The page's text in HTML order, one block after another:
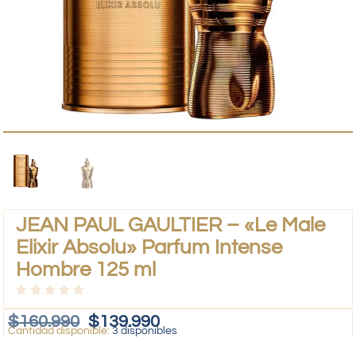
JEAN PAUL GAULTIER – «Le Male
Elixir Absolu» Parfum Intense
Hombre 125 ml
$160.990 $139.990
3 disponibles